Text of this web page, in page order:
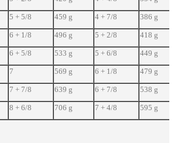
5 + 5/8 459 g 4 + 7/8 386 g
6 + 1/8 496 g 5 + 2/8 418 g
6 + 5/8 533 g 5 + 6/8 449 g
7 569 g 6 + 1/8 479 g
7 + 7/8 639 g 6 + 7/8 538 g
8 + 6/8 706 g 7 + 4/8 595 g